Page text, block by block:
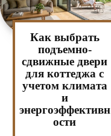
Как выбрать
подъемно-
сдвижные двери
для коттеджа с
учетом климата
и
энергоэффективн
ости